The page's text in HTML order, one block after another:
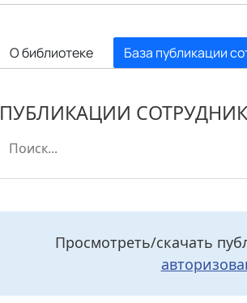
О библиотеке База публикации
ПУБЛИКАЦИИ
Просмотреть/скачать